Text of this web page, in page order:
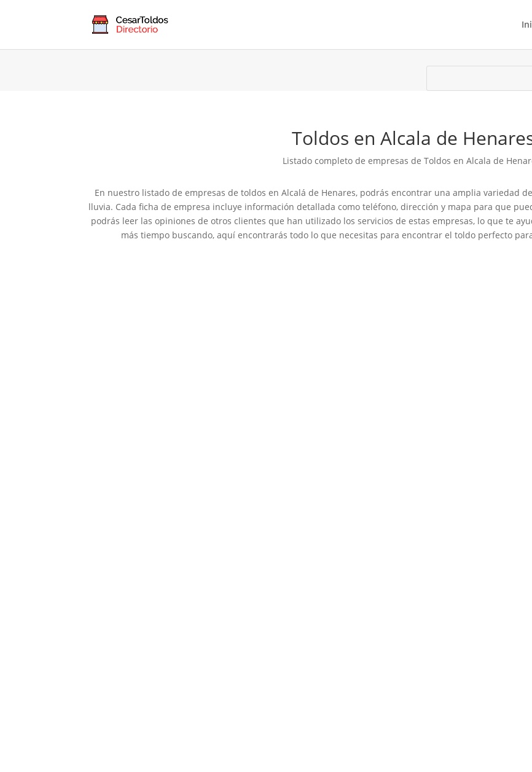
Toldos en Alcala de
Listado completo de empresas de Toldos en Alcala de
En nuestro listado de empresas de toldos en Alcalá de Henares, podrás encontrar una amplia variedad
lluvia. Cada ficha de empresa incluye información detallada como teléfono, dirección y mapa para que
podrás leer las opiniones de otros clientes que han utilizado los servicios de estas empresas, lo que te
más tiempo buscando, aquí encontrarás todo lo que necesitas para encontrar el toldo perfecto